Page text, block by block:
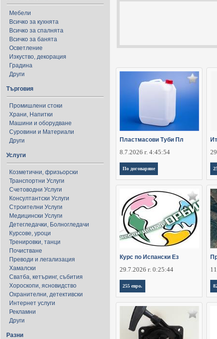
Мебели
Всичко за кухнята
Всичко за спалнята
Всичко за банята
Осветление
Изкуство, декорация
Градина
Други
Търговия
Промишлени стоки
Храни, Напитки
Машини и оборудване
Суровини и Материали
Други
Услуги
Козметични, фризьорски
Транспортни Услуги
Счетоводни Услуги
Консултантски Услуги
Строителни Услуги
Медицински Услуги
Детегледачки, Болногледачи
Курсове, уроци
Тренировки, танци
Почистване
Преводи и легализация
Хамалски
Сватба, кетъринг, събития
Хороскопи, ясновидство
Охранителни, детективски
Интернет услуги
Рекламни
Други
Разни
Пластмасови Туби Пл
8.7.2026 г. 4:45:54
По договаряне
Курс по Испански Ез
29.7.2026 г. 0:25:44
255 евро.